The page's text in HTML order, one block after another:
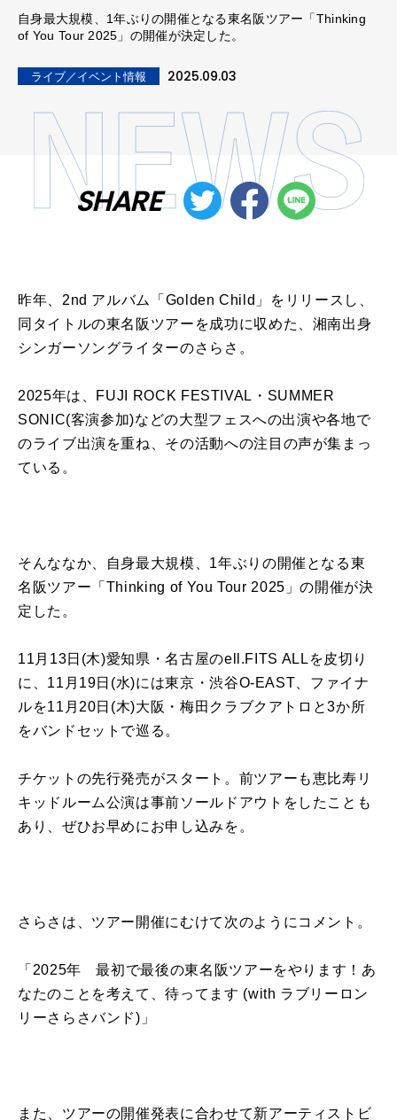
自身最大規模、1年ぶりの開催となる東名阪ツアー「Thinking
of You Tour 2025」の開催が決定した。
ライブ／イベント情報 2025.09.03
SHARE
昨年、2nd アルバム「Golden Child」をリリースし、
同タイトルの東名阪ツアーを成功に収めた、湘南出身
シンガーソングライターのさらさ。
2025年は、FUJI ROCK FESTIVAL・SUMMER
SONIC(客演参加)などの大型フェスへの出演や各地で
のライブ出演を重ね、その活動への注目の声が集まっ
ている。
そんななか、自身最大規模、1年ぶりの開催となる東
名阪ツアー「Thinking of You Tour 2025」の開催が決
定した。
11月13日(木)愛知県・名古屋のell.FITS ALLを皮切り
に、11月19日(水)には東京・渋谷O-EAST、ファイナ
ルを11月20日(木)大阪・梅田クラブクアトロと3か所
をバンドセットで巡る。
チケットの先行発売がスタート。前ツアーも恵比寿リ
キッドルーム公演は事前ソールドアウトをしたことも
あり、ぜひお早めにお申し込みを。
さらさは、ツアー開催にむけて次のようにコメント。
「2025年 最初で最後の東名阪ツアーをやります！あ
なたのことを考えて、待ってます (with ラブリーロン
リーさらさバンド)」
また、ツアーの開催発表に合わせて新アーティストビ